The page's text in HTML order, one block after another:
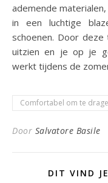
ademende
in een luchtige
schoenen. Door
uitzien en je op je
werkt tijdens de
Comfortabel om te
Door Salvatore Basile
DIT VIND